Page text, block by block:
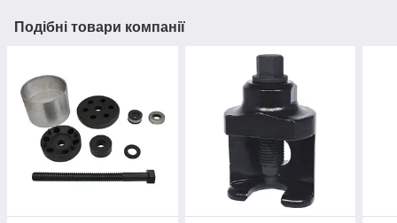
Подібні товари компанії